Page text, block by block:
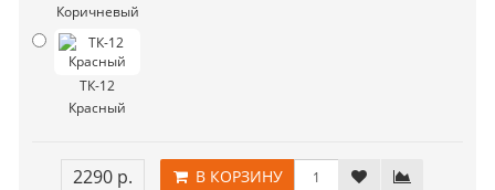
Коричневый
ТК-12
Красный
2290 р. В КОРЗИНУ